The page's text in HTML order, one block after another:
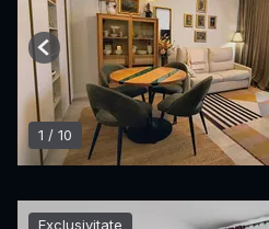
1 / 10
Previous
Exclusivitate